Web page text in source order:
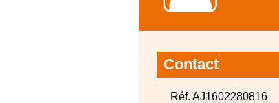
Contact
Réf. AJ1602280816